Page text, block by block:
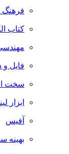
فرهنگ لغت
کتاب
مهندسی
فایل و دیسک
سخت افزار
ابزار لینوکس
آفیس
بهینه ساز